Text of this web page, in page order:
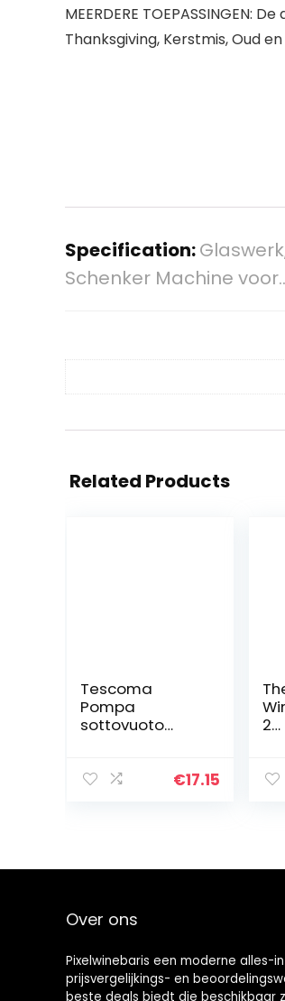
MEERDERE
Thanksgiving, Kerstmis, Oud en
Specification:
Schenker Machine
Related Products
Tescoma
Pompa
sottovuoto
22 x 13 x 4 cm€17.15
2
Over ons
Pixelwinebaris een moderne alles-
prijsvergelijkings- en
beste deals biedt die beschikbaar